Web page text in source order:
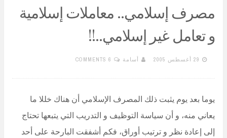
مصرف إسلامي.. معاملات إسلامية
و تعامل غير إسلامي..!!
29 أغسطس 2005 أسامة 6 COMMENTS
يوما بعد يوم يثبت ذلك المصرف الإسلامي أن هناك خللا ما
يعاني منه، و أن سياسة التوظيف و التدريب التي يتبعها تحتاج
إلى إعادة نظر و ترتيب أوراق، فكم أشفقت البارحة على أحد